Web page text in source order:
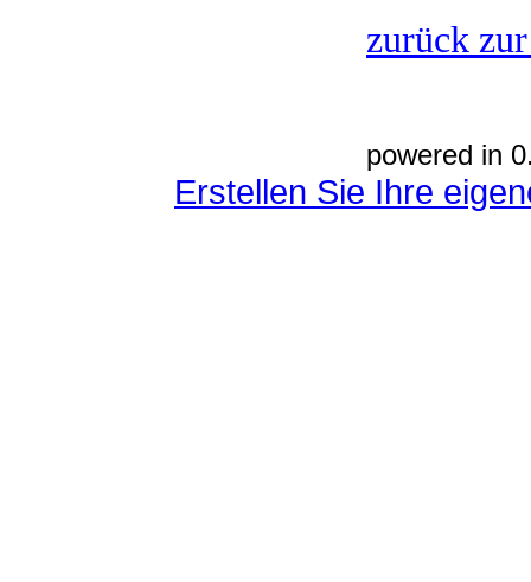
zurück
powered in
Erstellen Sie Ihre